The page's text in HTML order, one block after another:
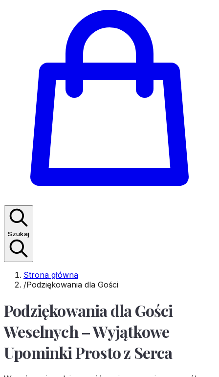
Szukaj
Strona główna
/Podziękowania dla Gości
Podziękowania dla Gości
Weselnych – Wyjątkowe
Upominki Prosto z Serca